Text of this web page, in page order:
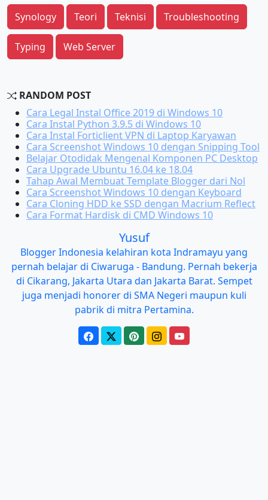
Synology Teori Teknisi Troubleshooting
Typing Web Server
RANDOM POST
Cara Legal Instal Office 2019 di Windows 10
Cara Instal Python 3.9.5 di Windows 10
Cara Instal Forticlient VPN di Laptop Karyawan
Cara Screenshot Windows 10 dengan Snipping Tool
Belajar Otodidak Mengenal Komponen PC Desktop
Cara Upgrade Ubuntu 16.04 ke 18.04
Tahap Awal Membuat Template Blogger dari Nol
Cara Screenshot Windows 10 dengan Keyboard
Cara Cloning HDD ke SSD dengan Macrium Reflect
Cara Format Hardisk di CMD Windows 10
Yusuf
Blogger Indonesia kelahiran kota Indramayu yang
pernah belajar di Ciwaruga - Bandung. Pernah bekerja
di Cikarang, Jakarta Utara dan Jakarta Barat. Sempet
juga menjadi honorer di SMA Negeri maupun kuli
pabrik di mitra Pertamina.